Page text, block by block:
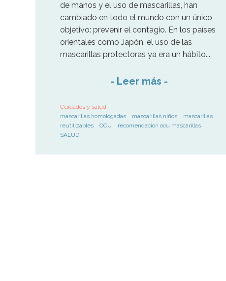
de manos y el uso de mascarillas, han
cambiado en todo el mundo con un único
objetivo: prevenir el contagio. En los países
orientales como Japón, el uso de las
mascarillas protectoras ya era un hábito...
- Leer más -
Cuidados y salud
mascarillas homologadas
mascarillas niños
mascarillas
reutilizables
OCU
recomendación ocu mascarillas
SALUD